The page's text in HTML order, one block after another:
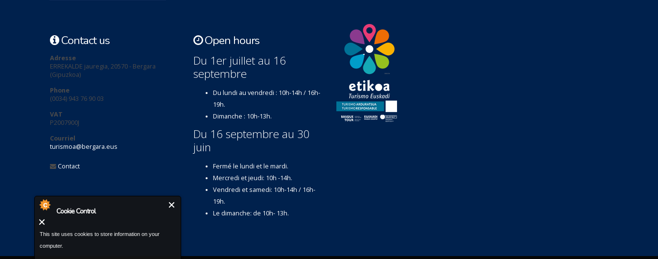
Cookie Control
This site uses cookies to store information on your
computer.
Contact us
Adresse
ERREKALDE jauregia, 20570 - Bergara
(Gipuzkoa)
Phone
(0034) 943 76 90 03
VAT
P2007900J
Courriel
turismoa@bergara.eus
Contact
Open hours
Du 1er juillet au 16
septembre
Du lundi au vendredi : 10h-14h / 16h-
19h.
Dimanche : 10h-13h.
Du 16 septembre au 30
juin
Fermé le lundi et le mardi.
Mercredi et jeudi: 10h -14h.
Vendredi et samedi: 10h-14h / 16h-
19h.
Le dimanche: de 10h- 13h.